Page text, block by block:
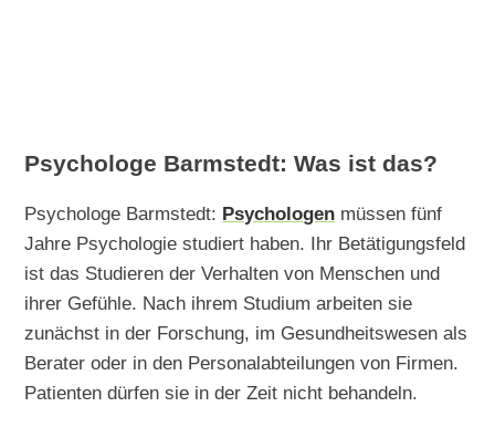
Psychologe Barmstedt: Was ist das?
Psychologe Barmstedt: Psychologen müssen fünf
Jahre Psychologie studiert haben. Ihr Betätigungsfeld
ist das Studieren der Verhalten von Menschen und
ihrer Gefühle. Nach ihrem Studium arbeiten sie
zunächst in der Forschung, im Gesundheitswesen als
Berater oder in den Personalabteilungen von Firmen.
Patienten dürfen sie in der Zeit nicht behandeln.